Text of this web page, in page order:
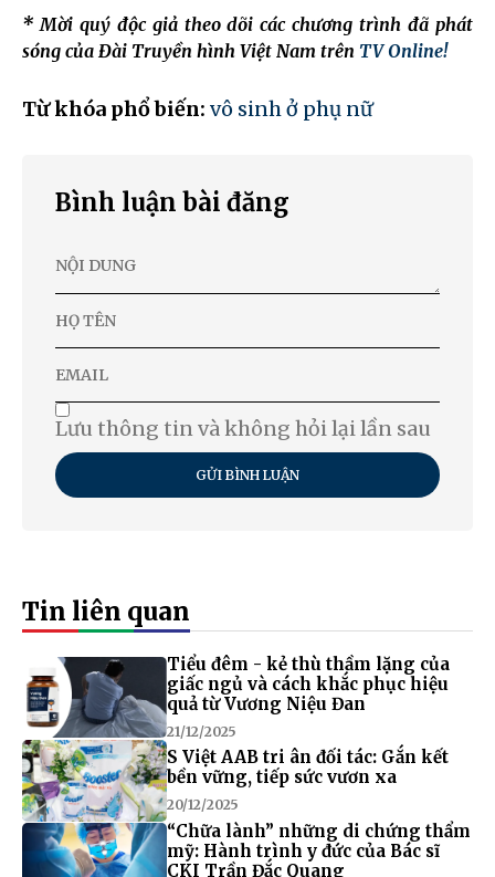
* Mời quý độc giả theo dõi các chương trình đã phát
sóng của Đài Truyền hình Việt Nam trên TV Online!
Từ khóa phổ biến: vô sinh ở phụ nữ
Bình luận bài đăng
Lưu thông tin và không hỏi lại lần sau
GỬI BÌNH LUẬN
Tin liên quan
Tiểu đêm - kẻ thù thầm lặng của
giấc ngủ và cách khắc phục hiệu
quả từ Vương Niệu Đan
21/12/2025
S Việt AAB tri ân đối tác: Gắn kết
bền vững, tiếp sức vươn xa
20/12/2025
“Chữa lành” những di chứng thẩm
mỹ: Hành trình y đức của Bác sĩ
CKI Trần Đắc Quang